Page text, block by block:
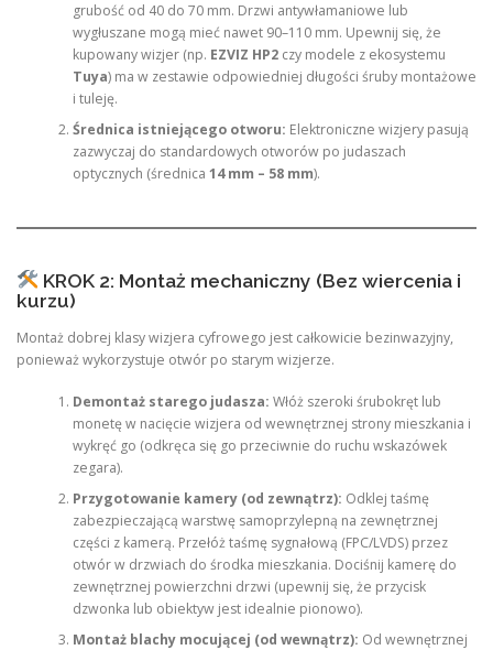
grubość od 40 do 70 mm. Drzwi antywłamaniowe lub
wygłuszane mogą mieć nawet 90–110 mm. Upewnij się, że
kupowany wizjer (np. EZVIZ HP2czy modele z ekosystemu
Tuya) ma w zestawie odpowiedniej długości śruby montażowe
i tuleję.
Średnica istniejącego otworu: Elektroniczne wizjery pasują
zazwyczaj do standardowych otworów po judaszach
optycznych (średnica 14 mm – 58 mm).
KROK 2: Montaż mechaniczny (Bez wiercenia i
kurzu)
Montaż dobrej klasy wizjera cyfrowego jest całkowicie bezinwazyjny,
ponieważ wykorzystuje otwór po starym wizjerze.
Demontaż starego judasza: Włóż szeroki śrubokręt lub
monetę w nacięcie wizjera od wewnętrznej strony mieszkania i
wykręć go (odkręca się go przeciwnie do ruchu wskazówek
zegara).
Przygotowanie kamery (od zewnątrz): Odklej taśmę
zabezpieczającą warstwę samoprzylepną na zewnętrznej
części z kamerą. Przełóż taśmę sygnałową (FPC/LVDS) przez
otwór w drzwiach do środka mieszkania. Dociśnij kamerę do
zewnętrznej powierzchni drzwi (upewnij się, że przycisk
dzwonka lub obiektyw jest idealnie pionowo).
Montaż blachy mocującej (od wewnątrz): Od wewnętrznej